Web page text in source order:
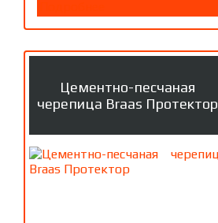
Цементно-песчаная
черепица Braas Протектор